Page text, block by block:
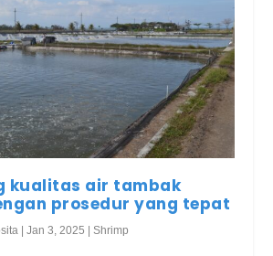
kualitas air tambak
prosedur yang tepat
|Jan 3, 2025 |Shrimp